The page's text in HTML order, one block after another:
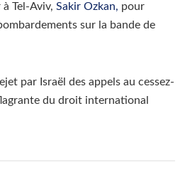
Tel-Aviv, Sakir Ozkan, pour
sur la bande de
par Israël des appels au cessez-
du droit international